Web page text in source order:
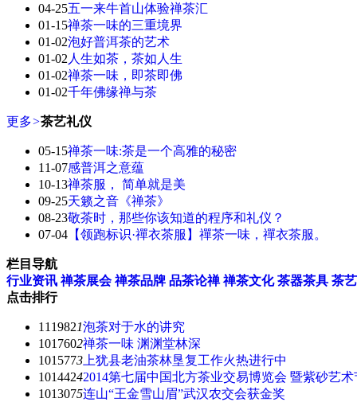
04-25五一来牛首山体验禅茶汇
01-15禅茶一味的三重境界
01-02泡好普洱茶的艺术
01-02 人生如茶，茶如人生
01-02禅茶一味，即茶即佛
01-02千年佛缘禅与茶
更多>茶艺礼仪
05-15禅茶一味:茶是一个高雅的秘密
11-07感普洱之意蕴
10-13禅茶服， 简单就是美
09-25天籁之音《禅茶》
08-23敬茶时，那些你该知道的程序和礼仪？
07-04 【领跑标识·禪衣茶服】禪茶一味，禪衣茶服。
栏目导航
行业资讯 禅茶展会 禅茶品牌 品茶论禅 禅茶文化 茶器茶具 茶
点击排行
1119821泡茶对于水的讲究
1017602禅茶一味 渊渊堂林深
1015773 上犹县老油茶林垦复工作火热进行中
10144242014第七届中国北方茶业交易博览会 暨紫砂艺术
1013075连山“王金雪山眉”武汉农交会获金奖